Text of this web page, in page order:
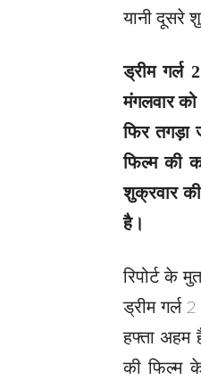
यानी दूसरे
ड्रीम गर्ल
मंगलवार
फिर तगड़ा
फिल्म की
शुक्रवार
है।
रिपोर्ट के
ड्रीम गर्ल
हफ्ता अहम
की फिल्म